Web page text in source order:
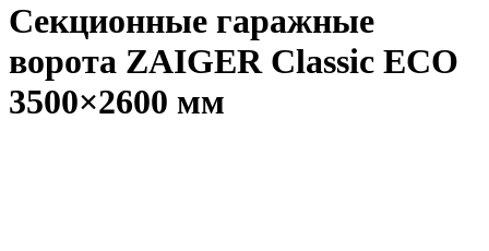
Секционные гаражные
ворота ZAIGER Classic ECO
3500×2600 мм